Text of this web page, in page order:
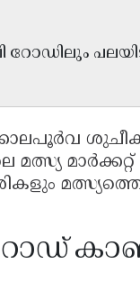
മാർക്കറ്റ്